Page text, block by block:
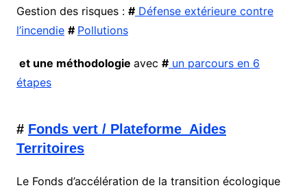
Gestion des risques : #Défense extérieure contre
l’incendie # Pollutions
et une méthodologie avec #un parcours en 6
étapes
# Fonds vert / Plateforme Aides
Territoires
Le Fonds d’accélération de la transition écologique